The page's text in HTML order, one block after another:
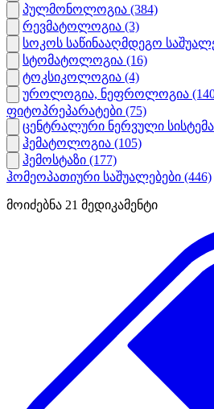
პულმონოლოგია (384)
რევმატოლოგია (3)
სოკოს საწინააღმდეგო
სტომატოლოგია (16)
ტოკსიკოლოგია (4)
უროლოგია, ნეფროლოგია
ფიტოპრეპარატები (75)
ცენტრალური ნერვული სისტემა
ჰემატოლოგია (105)
ჰემოსტაზი (177)
ჰომეოპათიური საშუალებები (446)
მოიძებნა 21 მედიკამენტი